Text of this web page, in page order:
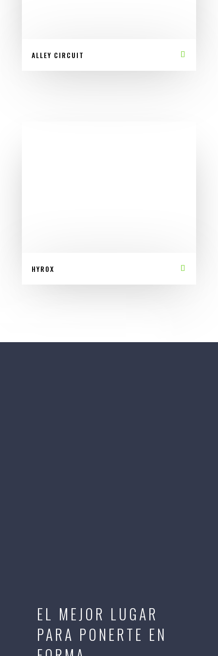
ALLEY CIRCUIT
HYROX
EL MEJOR LUGAR
PARA PONERTE EN